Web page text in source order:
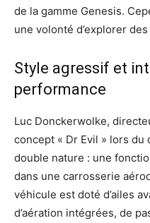
de la gamme Genesis.
une volonté d’explorer
Style agressif et
performance
Luc Donckerwolke,
concept « Dr Evil » lors
double nature : une
dans une carrosserie
véhicule est doté d’ailes
d’aération intégrées, de